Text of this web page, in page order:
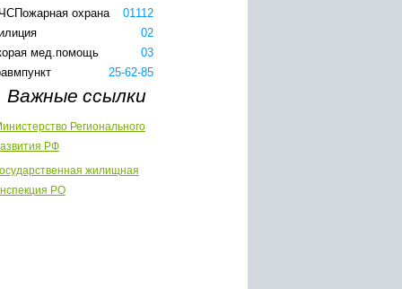
112
Пожарная охрана
01
02
мед.помощь
03
25-62-85
Важные ссылки
Регионального
РФ
жилищная
РО